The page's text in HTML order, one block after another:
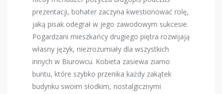
prezentacji, bohater zaczyna kwestionować rolę,
jaką pisak odegrał w jego zawodowym sukcesie.
Pogardzani mieszkańcy drugiego piętra rozwijają
własny język, niezrozumiały dla wszystkich
innych w Biurowcu. Kobieta zasiewa ziarno
buntu, które szybko przenika każdy zakątek
budynku swoim słodkim, nostalgicznymi